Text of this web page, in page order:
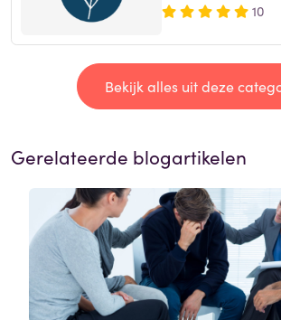
10
Bekijk alles uit deze
Gerelateerde blogartikelen